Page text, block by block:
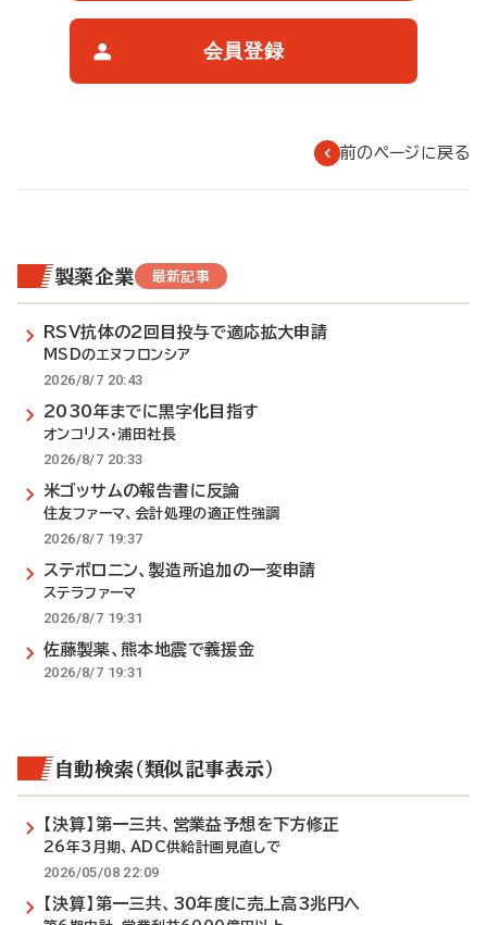
会員登録
前のページに戻る
製薬企業 最新記事
RSV抗体の2回目投与で適応拡大申請
MSDのエヌフロンシア
2026/8/7 20:43
2030年までに黒字化目指す
オンコリス・浦田社長
2026/8/7 20:33
米ゴッサムの報告書に反論
住友ファーマ、会計処理の適正性強調
2026/8/7 19:37
ステボロニン、製造所追加の一変申請
ステラファーマ
2026/8/7 19:31
佐藤製薬、熊本地震で義援金
2026/8/7 19:31
自動検索（類似記事表示）
【決算】第一三共、営業益予想を下方修正
26年3月期、ADC供給計画見直しで
2026/05/08 22:09
【決算】第一三共、30年度に売上高3兆円へ